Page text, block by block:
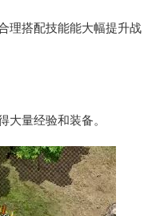
理搭配技能能大幅提升战
大量经验和装备。